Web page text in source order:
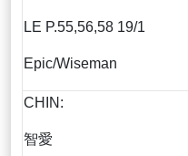
LE P.55,56,58 19/1
Epic/Wiseman
CHIN:
智愛